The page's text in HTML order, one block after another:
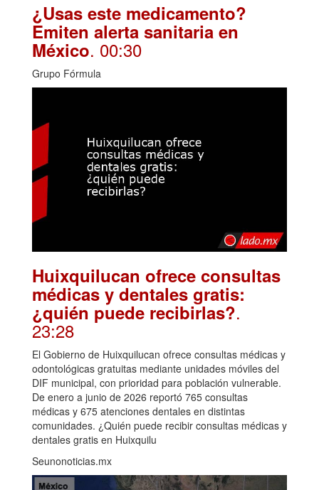
¿Usas este medicamento?
Emiten alerta sanitaria en
México. 00:30
Grupo Fórmula
Huixquilucan ofrece consultas
médicas y dentales gratis:
¿quién puede recibirlas?.
23:28
El Gobierno de Huixquilucan ofrece consultas médicas y
odontológicas gratuitas mediante unidades móviles del
DIF municipal, con prioridad para población vulnerable.
De enero a junio de 2026 reportó 765 consultas
médicas y 675 atenciones dentales en distintas
comunidades. ¿Quién puede recibir consultas médicas y
dentales gratis en Huixquilu
Seunonoticias.mx